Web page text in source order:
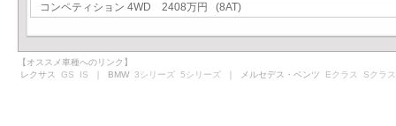
コンペティション 4WD 2408万円 (8AT)
【オススメ車種へのリンク】
レクサス GS IS ｜ BMW 3シリーズ 5シリーズ ｜ メルセデス・ベンツ Eクラス Sクラス